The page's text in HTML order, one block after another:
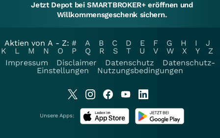
Jetzt Depot bei SMARTBROKER+ eröffnen und
Willkommensgeschenk sichern.
Aktien von A - Z: # A B C D E F G H I
J
K
L M N O P Q R S T U V W X Y
Z
Impressum
Disclaimer Datenschutz
Datenschutz-
Einstellungen
Nutzungsbedingungen
Unsere Apps: